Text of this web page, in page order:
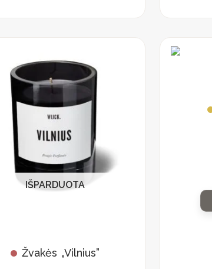
IŠPARDUOTA
Žvakės „Vilnius”